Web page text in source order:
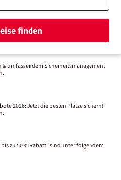
finden
umfassendem Sicherheitsmanagement
2026: Jetzt die besten Plätze sichern!"
zu 50 % Rabatt" sind unter folgendem